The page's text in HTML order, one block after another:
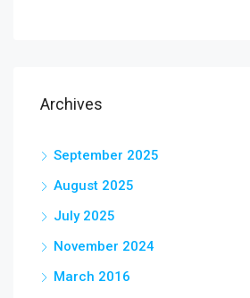
Archives
September 2025
August 2025
July 2025
November 2024
March 2016